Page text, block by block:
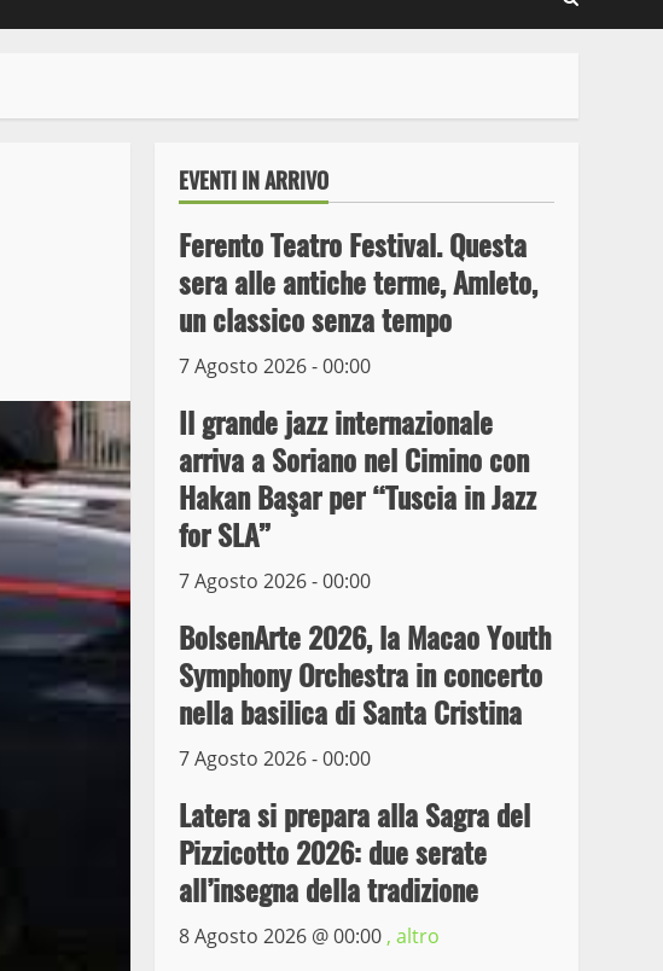
EVENTI IN ARRIVO
Ferento Teatro Festival. Questa
sera alle antiche terme, Amleto,
un classico senza tempo
7 Agosto 2026 - 00:00
Il grande jazz internazionale
arriva a Soriano nel Cimino con
Hakan Başar per “Tuscia in Jazz
for SLA”
7 Agosto 2026 - 00:00
BolsenArte 2026, la Macao Youth
Symphony Orchestra in concerto
nella basilica di Santa Cristina
7 Agosto 2026 - 00:00
Latera si prepara alla Sagra del
Pizzicotto 2026: due serate
all’insegna della tradizione
8 Agosto 2026 @00:00 , altro
Wiplanet Baseball supera
il Napoli
4
La Polizia di Stato arresta
il ladro seriale delle auto
in sosta a Viterbo
10 Maggio 2023
5
Prorogata la mostra dei
bozzetti di Michelangelo
Buonarroti ospitata al
Museo dei Portici
19 Gennaio 2023
Trasporto pubblico locale,